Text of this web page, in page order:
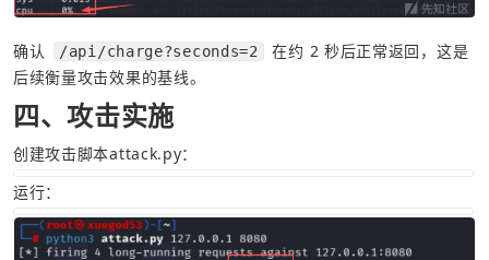
确认 /api/charge?seconds=2
在约 2 秒后正常返回，这是
后续衡量攻击效果的基线。
四、攻击实施
创建攻击脚本attack.py：
运行：